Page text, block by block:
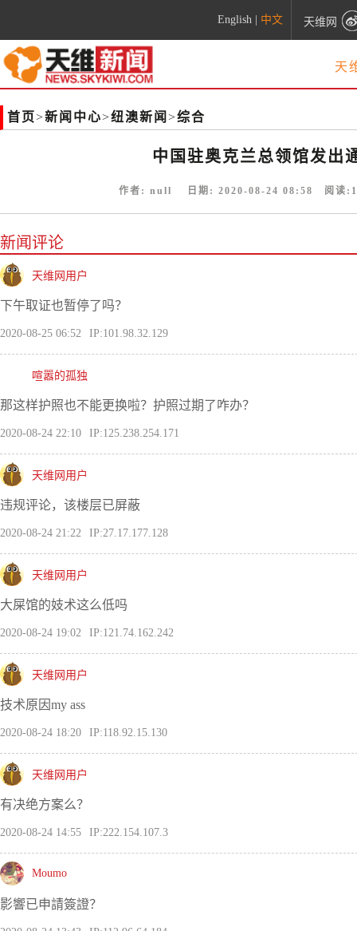
English 中文 天维网
天
首页>新闻中心>纽澳新闻 >综合
中国驻奥克兰总领馆发出
作者: null 日期: 2020-08-24 08:58 阅读:
新闻评论
天维网用户
下午取证也暂停了吗？
2020-08-25 06:52 IP:101.98.32.129
喧嚣的孤独
那这样护照也不能更换啦？护照过期了咋办？
2020-08-24 22:10 IP:125.238.254.171
天维网用户
违规评论，该楼层已屏蔽
2020-08-24 21:22 IP:27.17.177.128
天维网用户
大屎馆的妓术这么低吗
2020-08-24 19:02 IP:121.74.162.242
天维网用户
技术原因my ass
2020-08-24 18:20 IP:118.92.15.130
天维网用户
有决绝方案么？
2020-08-24 14:55 IP:222.154.107.3
Moumo
影響已申請簽證？